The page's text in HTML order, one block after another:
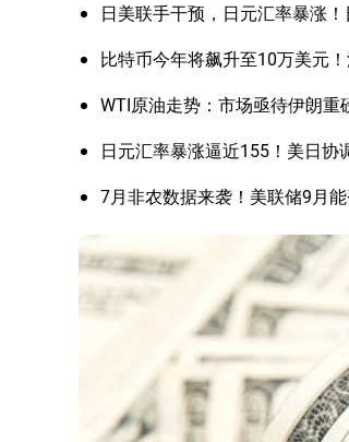
日美联手干预，日元汇率暴涨
比特币今年将飙升至10万美元
WTI原油走势：市场亟待伊朗
日元汇率暴涨逼近155！美日协
7月非农数据来袭！美联储9月